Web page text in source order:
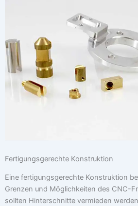
Fertigungsgerechte Konstruktion
Eine fertigungsgerechte Konstruktion
Grenzen und Möglichkeiten des CNC-
sollten Hinterschnitte vermieden